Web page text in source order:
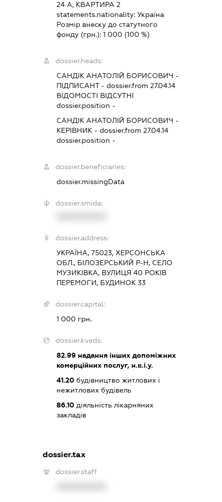
24 А, КВАРТИРА 2
statements.nationality:Україна
Розмір внеску до статутного
фонду (грн.):1 000 (100 %)
dossier.heads:
САНДІК АНАТОЛІЙ БОРИСОВИЧ -
ПІДПИСАНТ- dossier.from 27.04.14
ВІДОМОСТІ ВІДСУТНІ
dossier.position -
САНДІК АНАТОЛІЙ БОРИСОВИЧ -
КЕРІВНИК - dossier.from 27.04.14
dossier.position -
dossier.beneficiaries:
dossier.missingData
dossier.smida:
dossier.address:
УКРАЇНА, 75023, ХЕРСОНСЬКА
ОБЛ., БІЛОЗЕРСЬКИЙ Р-Н, СЕЛО
МУЗИКІВКА, ВУЛИЦЯ 40 РОКІВ
ПЕРЕМОГИ, БУДИНОК 33
dossier.capital:
1 000 грн.
dossier.kveds:
82.99 надання інших допоміжних
комерційних послуг, н.в.і.у.
41.20 будівництво житлових і
нежитлових будівель
86.10 діяльність лікарняних
закладів
dossier.tax
dossier.staff